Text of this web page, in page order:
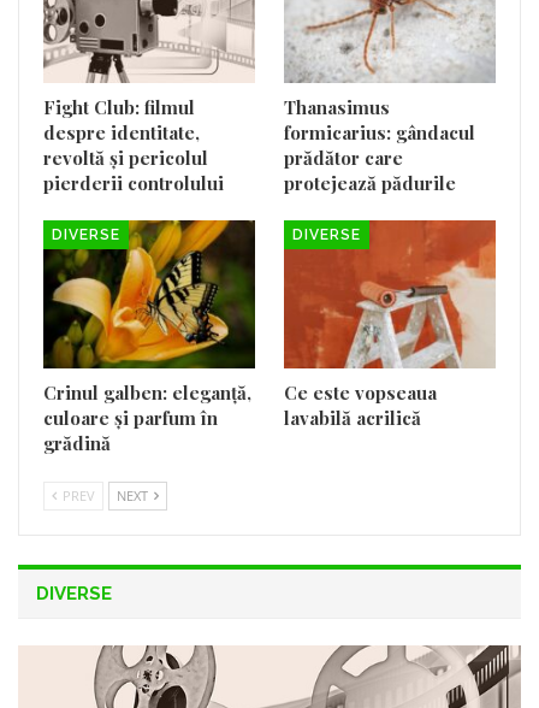
Fight Club: filmul
despre identitate,
revoltă și pericolul
pierderii controlului
Thanasimus
formicarius: gândacul
prădător care
protejează pădurile
DIVERSE
Crinul galben: eleganță,
culoare și parfum în
grădină
DIVERSE
Ce este vopseaua
lavabilă acrilică
PREV NEXT
DIVERSE